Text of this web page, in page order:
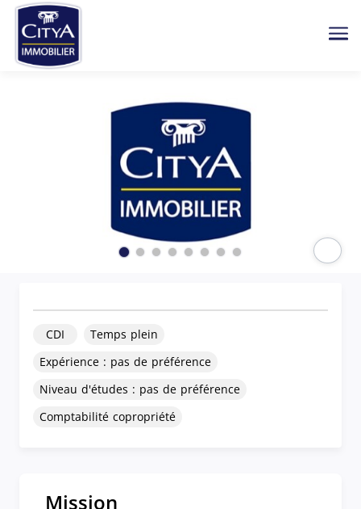
CDI
Temps plein
Expérience : pas de préférence
Niveau d'études : pas de préférence
Comptabilité copropriété
Mission